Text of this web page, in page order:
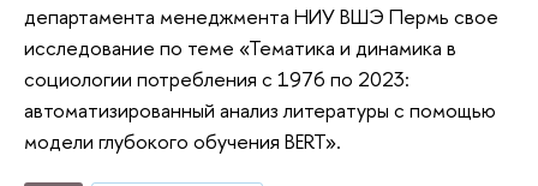
департамента менеджмента НИУ ВШЭ Пермь свое
исследование по теме «Тематика и динамика в
социологии потребления с 1976 по 2023:
автоматизированный анализ литературы с помощью
модели глубокого обучения BERT».